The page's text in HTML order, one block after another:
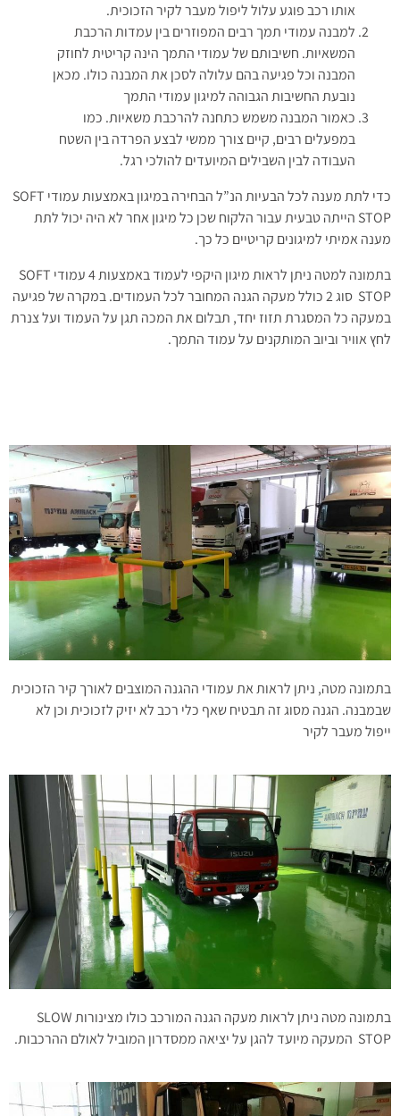
אותו רכב פוגע עלול ליפול מעבר לקיר הזכוכית.
למבנה עמודי תמך רבים המפוזרים בין עמדות הרכבת
המשאיות. חשיבותם של עמודי התמך הינה קריטית לחוזק
המבנה וכל פגיעה בהם עלולה לסכן את המבנה כולו. מכאן
נובעת החשיבות הגבוהה למיגון עמודי התמך
כאמור המבנה משמש כתחנה להרכבת משאיות. כמו
במפעלים רבים, קיים צורך ממשי לבצע הפרדה בין השטח
העבודה לבין השבילים המיועדים להולכי רגל.
כדי לתת מענה לכל הבעיות הנ”ל הבחירה במיגון באמצעות עמודי SOFT
STOP הייתה טבעית עבור הלקוח שכן כל מיגון אחר לא היה יכול לתת
מענה אמיתי למיגונים קריטיים כל כך.
בתמונה למטה ניתן לראות מיגון היקפי לעמוד באמצעות 4 עמודי SOFT
STOP סוג 2 כולל מעקה הגנה המחובר לכל העמודים. במקרה של פגיעה
במעקה כל המסגרת תזוז יחד, תבלום את המכה תגן על העמוד ועל צנרת
לחץ אוויר וביוב המותקנים על עמוד התמך.
בתמונה מטה, ניתן לראות את עמודי ההגנה המוצבים לאורך קיר הזכוכית
שבמבנה. הגנה מסוג זה תבטיח שאף כלי רכב לא יזיק לזכוכית וכן לא
ייפול מעבר לקיר
בתמונה מטה ניתן לראות מעקה הגנה המורכב כולו מצינורות SLOW
STOP המעקה מיועד להגן על יציאה ממסדרון המוביל לאולם ההרכבות.